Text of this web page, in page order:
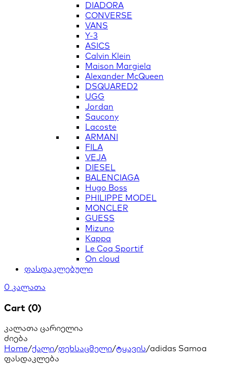
DIADORA
CONVERSE
VANS
Y-3
ASICS
Calvin Klein
Maison Margiela
Alexander McQueen
DSQUARED2
UGG
Jordan
Saucony
Lacoste
ARMANI
FILA
VEJA
DIESEL
BALENCIAGA
Hugo Boss
PHILIPPE MODEL
MONCLER
GUESS
Mizuno
Kappa
Le Coq Sportif
On cloud
ფასდაკლებული
0 კალათა
Cart (0)
კალათა ცარიელია
ძიება
Home/ქალი/ფეხსაცმელი/ტყავის/adidas Samoa
ფასდაკლება